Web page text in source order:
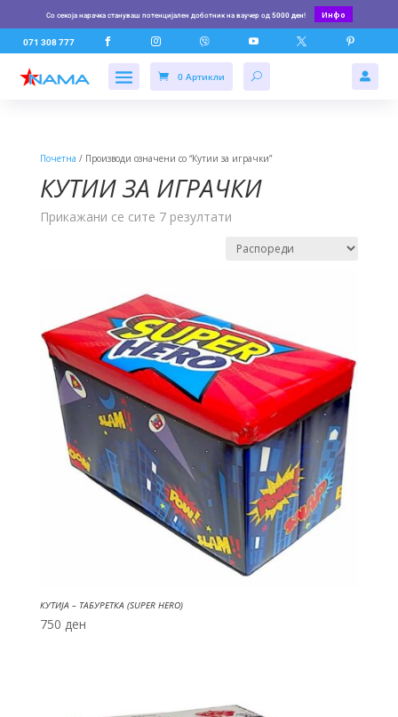
Со секоја нарачка стануваш потенцијален доботник на ваучер од 5000 ден! Инфо
071 308 777      
0 Артикли 
Почетна / Производи означени со “Кутии за играчки”
КУТИИ ЗА ИГРАЧКИ
Прикажани се сите 7 резултати
КУТИЈА – ТАБУРЕТКА (SUPER HERO)
750 ден